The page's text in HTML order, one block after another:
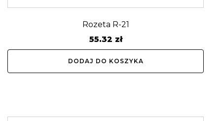
Rozeta R-21
55.32 zł
DODAJ DO KOSZYKA